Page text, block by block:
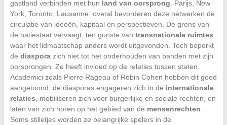
gastland verbinden met hun land van oorsprong . Parijs, New
York, Toronto, Lausanne: overal bevorderen deze netwerken de
circulatie van ideeën, kapitaal en perspectieven. De grens van
de natiestaat vervaagt, ten gunste van transnationale ruimtes
waar het lidmaatschap anders wordt uitgevonden. Toch beperkt
de diasporazich niet tot het onderhouden van banden met zijn
oorsprongen. Ze heeft invloed op de relaties tussen staten.
Academici zoals Pierre Rageau of Robin Cohen hebben dit goed
aangetoond: de diasporas engageren zich in de internationale
relaties , mobiliseren zich voor burgerlijke en sociale rechten, en
laten van zich horen op het gebied van de mensenrechten
Soms stilletjes worden ze belangrijke spelers in de